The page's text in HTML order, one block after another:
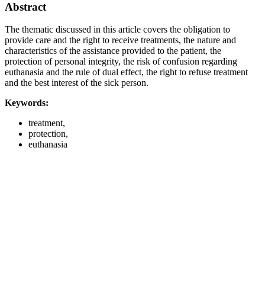
Abstract
The thematic discussed in this article covers the obligation to
provide care and the right to receive treatments, the nature and
characteristics of the assistance provided to the patient, the
protection of personal integrity, the risk of confusion regarding
euthanasia and the rule of dual effect, the right to refuse treatment
and the best interest of the sick person.
Keywords:
treatment,
protection,
euthanasia